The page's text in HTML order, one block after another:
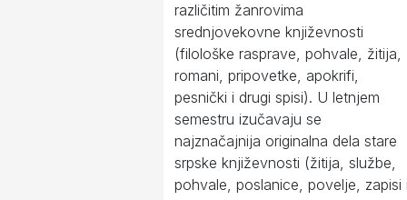
različitim žanrovima
srednjovekovne književnosti
(filološke rasprave, pohvale, žitija,
romani, pripovetke, apokrifi,
pesnički i drugi spisi). U letnjem
semestru izučavaju se
najznačajnija originalna dela stare
srpske književnosti (žitija, službe,
pohvale, poslanice, povelje, zapisi